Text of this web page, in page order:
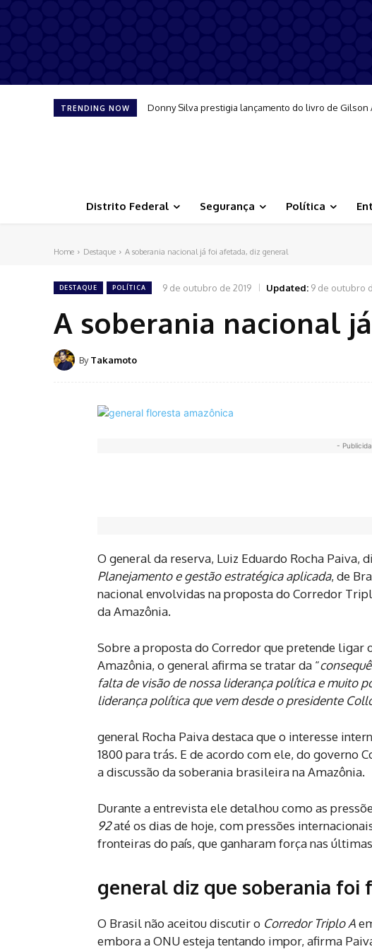
TRENDING NOW Donny Silva prestigia lançamento do livro de Gilson
Distrito Federal Segurança Política
Home Destaque A soberania nacional já foi afetada, diz general
DESTAQUE POLÍTICA 9 de outubro de 2019 Updated: 9 de outubro
A soberania nacional
By Takamoto
-
O general da reserva, Luiz Eduardo Rocha Paiva,
Planejamento e gestão estratégica aplicada, de
nacional envolvidas na proposta do Corredor
da Amazônia.
Sobre a proposta do Corredor que pretende ligar
Amazônia, o general afirma se tratar da “
falta de visão de nossa liderança política e muito
liderança política que vem desde o presidente
general Rocha Paiva destaca que o interesse
1800 para trás. E de acordo com ele, do governo
a discussão da soberania brasileira na Amazônia.
Durante a entrevista ele detalhou como as
92até os dias de hoje, com pressões
fronteiras do país, que ganharam força nas
general diz que soberania foi
O Brasil não aceitou discutir o Corredor Triplo A
embora a ONU esteja tentando impor, afirma